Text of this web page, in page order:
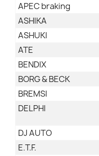
APEC braking
ASHIKA
ASHUKI
ATE
BENDIX
BORG & BECK
BREMSI
DELPHI
DJ AUTO
E.T.F.